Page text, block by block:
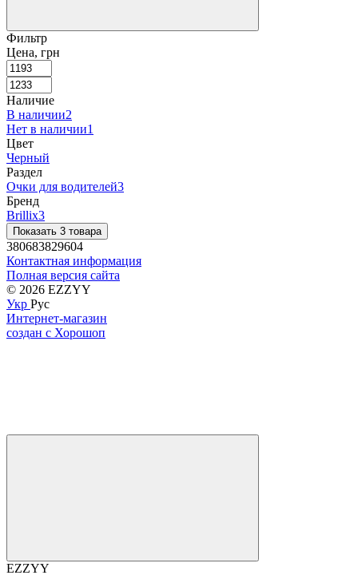
Фильтр
Цена, грн
Наличие
В наличии2
Нет в наличии1
Цвет
Черный
Раздел
Очки для водителей3
Бренд
Brillix3
Показать 3 товара
380683829604
Контактная информация
Полная версия сайта
© 2026 EZZYY
Укр Рус
Интернет-магазин
создан с Хорошоп
EZZYY